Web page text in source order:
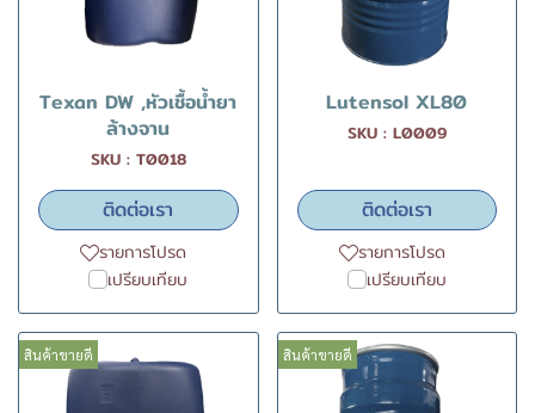
Texan DW ,หัวเชื้อน้ำยา
ล้างจาน
SKU : T0018
ติดต่อเรา
รายการโปรด
เปรียบเทียบ
Lutensol XL80
SKU : L0009
ติดต่อเรา
รายการโปรด
เปรียบเทียบ
สินค้าขายดี สินค้าขายดี